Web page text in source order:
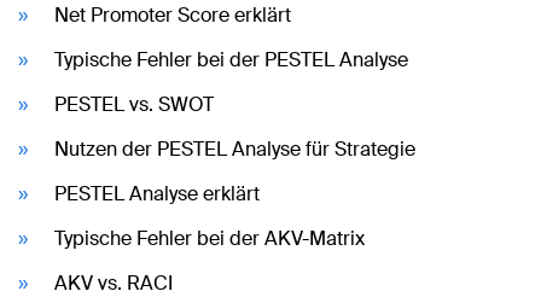
Net Promoter Score erklärt
Typische Fehler bei der PESTEL Analyse
PESTEL vs. SWOT
Nutzen der PESTEL Analyse für Strategie
PESTEL Analyse erklärt
Typische Fehler bei der AKV-Matrix
AKV vs. RACI